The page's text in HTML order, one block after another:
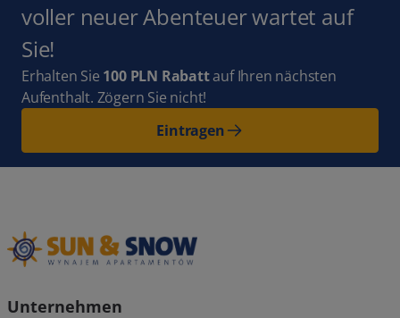
voller neuer Abenteuer wartet auf
Sie!
Erhalten Sie 100 PLN Rabattauf Ihren nächsten
Aufenthalt. Zögern Sie nicht!
Eintragen
Unternehmen